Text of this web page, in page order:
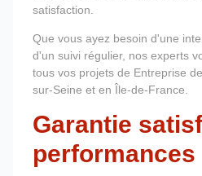
satisfaction.
Que vous ayez besoin d'une
d'un suivi régulier, nos experts
tous vos projets de Entreprise
sur-Seine et en Île-de-France.
Garantie
performances